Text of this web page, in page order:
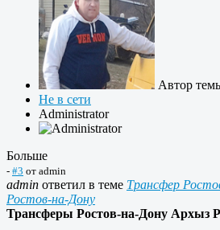
Автор
Не в сети
Administrator
Больше
- #3 от admin
admin ответил в теме Трансфер
Ростов-на-Дону
Трансферы Ростов-на-Дону Архыз